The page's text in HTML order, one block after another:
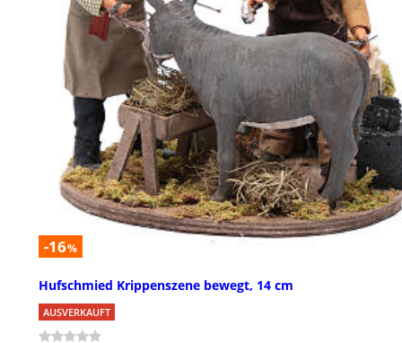
-16%
Hufschmied Krippenszene bewegt, 14 cm
AUSVERKAUFT